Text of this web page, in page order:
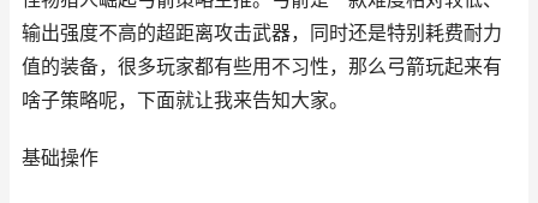
输出强度不高的超距离攻击武器，同时还是特别耗费耐力
值的装备，很多玩家都有些用不习性，那么弓箭玩起来有
啥子策略呢，下面就让我来告知大家。
基础操作